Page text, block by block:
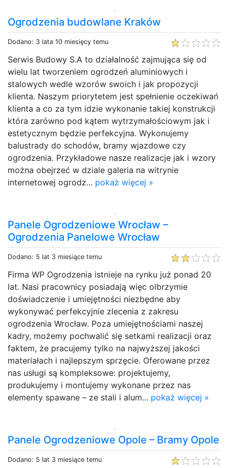
Ogrodzenia budowlane Kraków
Dodano: 3 lata 10 miesięcy temu
Serwis Budowy S.A to działalność zajmująca się od
wielu lat tworzeniem ogrodzeń aluminiowych i
stalowych wedle wzorów swoich i jak propozycji
klienta. Naszym priorytetem jest spełnienie oczekiwań
klienta a co za tym idzie wykonanie takiej konstrukcji
która zarówno pod kątem wytrzymałościowym jak i
estetycznym będzie perfekcyjna. Wykonujemy
balustrady do schodów, bramy wjazdowe czy
ogrodzenia. Przykładowe nasze realizacje jak i wzory
można obejrzeć w dziale galeria na witrynie
internetowej ogrodz... pokaż więcej »
Panele Ogrodzeniowe Wrocław –
Ogrodzenia Panelowe Wrocław
Dodano: 5 lat 3 miesiące temu
Firma WP Ogrodzenia istnieje na rynku już ponad 20
lat. Nasi pracownicy posiadają więc olbrzymie
doświadczenie i umiejętności niezbędne aby
wykonywać perfekcyjnie zlecenia z zakresu
ogrodzenia Wrocław. Poza umiejętnościami naszej
kadry, możemy pochwalić się setkami realizacji oraz
faktem, że pracujemy tylko na najwyższej jakości
materiałach i najlepszym sprzęcie. Oferowane przez
nas usługi są kompleksowe: projektujemy,
produkujemy i montujemy wykonane przez nas
elementy spawane – ze stali i alum... pokaż więcej »
Panele Ogrodzeniowe Opole – Bramy Opole
Dodano: 5 lat 3 miesiące temu